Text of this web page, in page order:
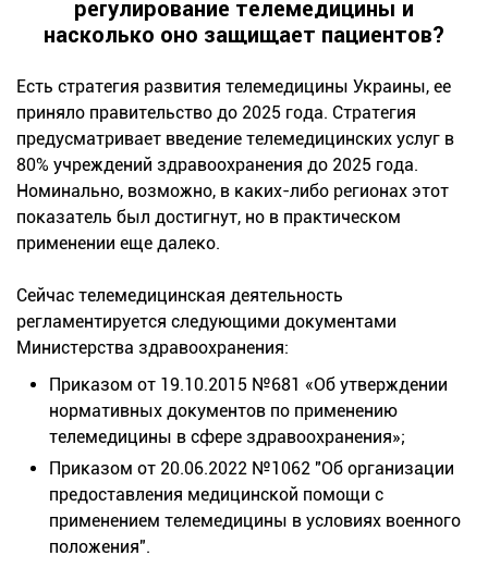
регулирование телемедицины и
насколько оно защищает пациентов?
Есть стратегия развития телемедицины Украины, ее
приняло правительство до 2025 года. Стратегия
предусматривает введение телемедицинских услуг в
80% учреждений здравоохранения до 2025 года.
Номинально, возможно, в каких-либо регионах этот
показатель был достигнут, но в практическом
применении еще далеко.
Сейчас телемедицинская деятельность
регламентируется следующими документами
Министерства здравоохранения:
Приказом от 19.10.2015 №681 «Об утверждении
нормативных документов по применению
телемедицины в сфере здравоохранения»;
Приказом от 20.06.2022 №1062 "Об организации
предоставления медицинской помощи с
применением телемедицины в условиях военного
положения".